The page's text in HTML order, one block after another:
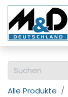
Alle Produkte